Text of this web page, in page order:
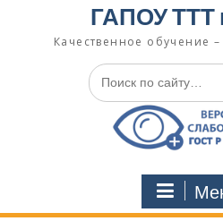
ГАПОУ ТТТ
Качественное обучение
Искать: